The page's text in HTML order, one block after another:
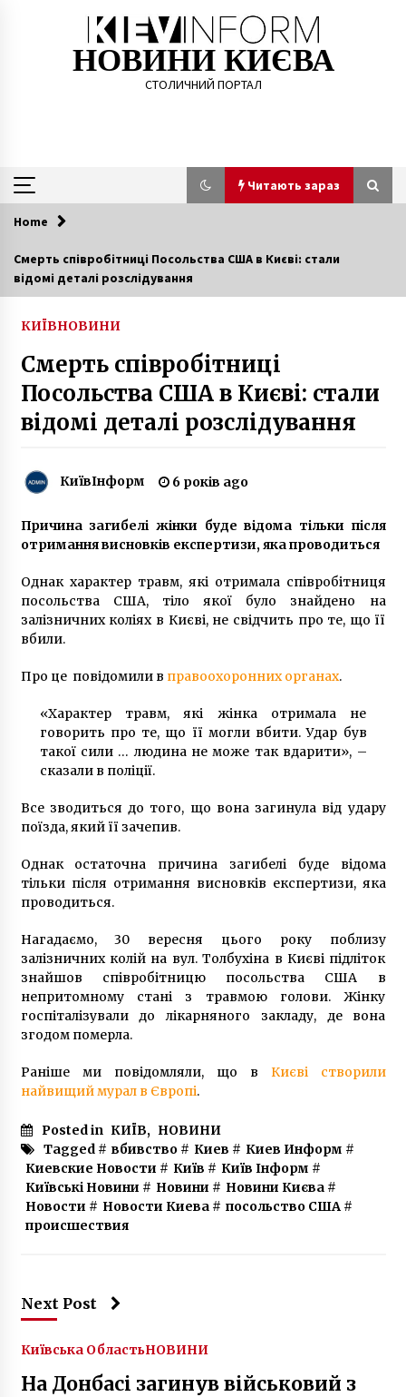
НОВИНИ КИЄВА
СТОЛИЧНИЙ ПОРТАЛ
Читають зараз
Читають зараз
Апостиль МОН: надійне засвідчення освітніх
документів із ABC Center Львів
Червень у Києві став найспекотнішим за 139
років спостереження
7 років ago
7 років ago
Проезд в киевских маршрутках может
подорожать до 8 гривен
Играйте в Золотой Кубок онлайн на anti-
kollektor.com.ua
Поворозника після скандалу з хабарем
6 років ago
У Києві з’явиться новий пам’ятник
5 років ago
У Києві усунули поломку на Русанівських
фонтанах, що сталася внаслідок негоди, усі
фонтани працюють згідно з графіком
Kyiv Boryspil Express змінив розклад руху
7 років ago
В Києві однорічна дитина отруїлась грибами
зарегистрироваться на новом месте
10 років ago
ЦВК закінчила прийом документів від
бажаючих бути президентами України
Home
Смерть співробітниці Посольства США в Києві: стали
відомі деталі розслідування
КИЇВНОВИНИ
Смерть співробітниці
Посольства США в Києві: стали
відомі деталі розслідування
КиївІнформ 6 років ago
Причина загибелі жінки буде відома тільки після
отримання висновків експертизи, яка проводиться
Однак характер травм, які отримала співробітниця
посольства США, тіло якої було знайдено на
залізничних коліях в Києві, не свідчить про те, що її
вбили.
Про це повідомили в правоохоронних органах.
«Характер травм, які жінка отримала не
говорить про те, що її могли вбити. Удар був
такої сили … людина не може так вдарити», –
сказали в поліції.
Все зводиться до того, що вона загинула від удару
поїзда, який її зачепив.
Однак остаточна причина загибелі буде відома
тільки після отримання висновків експертизи, яка
проводиться.
Нагадаємо, 30 вересня цього року поблизу
залізничних колій на вул. Толбухіна в Києві підліток
знайшов співробітницю посольства США в
непритомному стані з травмою голови. Жінку
госпіталізували до лікарняного закладу, де вона
згодом померла.
Раніше ми повідомляли, що в Києві створили
найвищий мурал в Європі.
Posted in КИЇВ, НОВИНИ
Tagged # вбивство# Киев # Киев Информ #
Киевские Новости # Київ # Київ Інформ #
Київські Новини # Новини # Новини Києва#
Новости # Новости Киева# посольство США#
происшествия
Next Post
Київська ОбластьНОВИНИ
На Донбасі загинув військовий з